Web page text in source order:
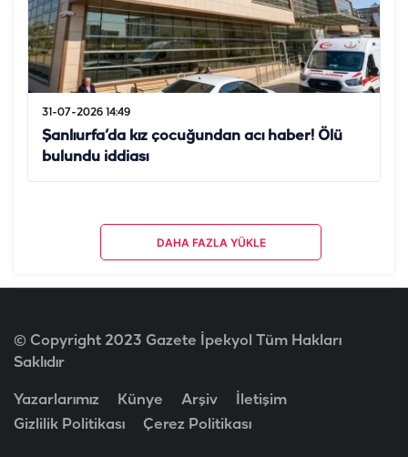
31-07-2026 14:49
Şanlıurfa’da kız çocuğundan acı haber! Ölü
bulundu iddiası
DAHA FAZLA YÜKLE
© Copyright 2023 Gazete İpekyol Tüm Hakları
Saklıdır
Yazarlarımız Künye Arşiv
İletişim
Gizlilik Politikası
Çerez Politikası